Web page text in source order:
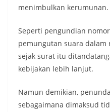
menimbulkan kerumunan.
Seperti pengundian
pemungutan suara
sejak surat itu
kebijakan lebih lanjut.
Namun demikian,
sebagaimana dimaksud